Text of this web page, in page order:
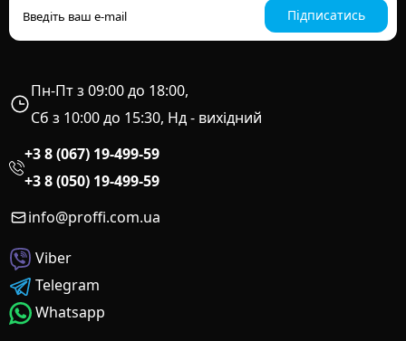
Підписатись
Пн-Пт з 09:00 до 18:00,
Сб з 10:00 до 15:30, Нд - вихідний
+3 8 (067) 19-499-59
+3 8 (050) 19-499-59
info@proffi.com.ua
Viber
Telegram
Whatsapp